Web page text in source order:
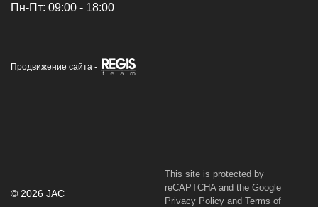
Пн-Пт: 09:00 - 18:00
Продвижение сайта -
© 2026 JAC
This site is protected by
reCAPTCHA and the Google
Privacy Policy and Terms of